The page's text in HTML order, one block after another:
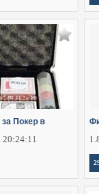
за Покер в
20:24:11